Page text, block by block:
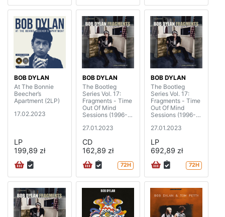
BOB DYLAN
At The Bonnie
Beecher’s
Apartment (2LP)
17.02.2023
LP
199,89 zł
BOB DYLAN
The Bootleg
Series Vol. 17:
Fragments - Time
Out Of Mind
Sessions (1996-
27.01.2023
CD
162,89 zł
72H
BOB DYLAN
The Bootleg
Series Vol. 17:
Fragments - Time
Out Of Mind
Sessions (1996-
27.01.2023
LP
692,89 zł
72H